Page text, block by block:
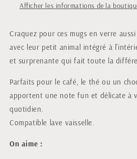
Afficher les informations de la
Craquez pour ces mugs en verre aussi
avec leur petit animal intégré à
et surprenante qui fait toute la
Parfaits pour le café, le thé ou un
apportent une note fun et délicate à
quotidien.
Compatible lave vaisselle.
On aime :